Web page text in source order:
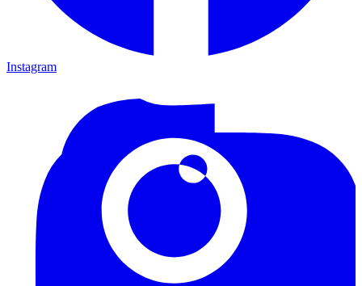
Instagram